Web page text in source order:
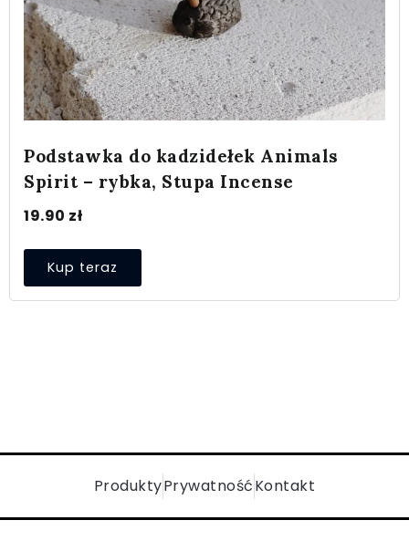
Podstawka do kadzidełek Animals
Spirit – rybka, Stupa Incense
19.90 zł
Kup teraz
ProduktyPrywatnośćKontakt